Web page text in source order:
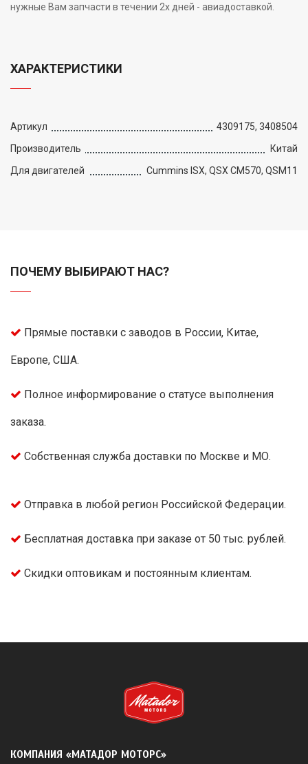
нужные Вам запчасти в течении 2х дней - авиадоставкой.
ХАРАКТЕРИСТИКИ
Артикул
4309175, 3408504
Производитель
Китай
Для двигателей
Cummins ISX, QSX CM570, QSM11
ПОЧЕМУ ВЫБИРАЮТ НАС?
Прямые поставки с заводов в России, Китае,
Европе, США.
Полное информирование о статусе выполнения
заказа.
Собственная служба доставки по Москве и МО.
Отправка в любой регион Российской Федерации.
Бесплатная доставка при заказе от 50 тыс. рублей.
Скидки оптовикам и постоянным клиентам.
КОМПАНИЯ «МАТАДОР МОТОРС»